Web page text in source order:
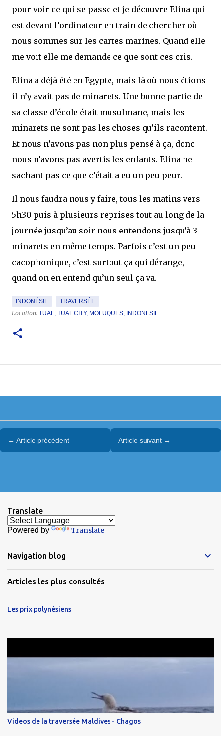
pour voir ce qui se passe et je découvre Elina qui
est devant l’ordinateur en train de chercher où
nous sommes sur les cartes marines. Quand elle
me voit elle me demande ce que sont ces cris.
Elina a déjà été en Egypte, mais là où nous étions
il n’y avait pas de minarets. Une bonne partie de
sa classe d’école était musulmane, mais les
minarets ne sont pas les choses qu’ils racontent.
Et nous n’avons pas non plus pensé à ça, donc
nous n’avons pas avertis les enfants. Elina ne
sachant pas ce que c’était a eu un peu peur.
Il nous faudra nous y faire, tous les matins vers
5h30 puis à plusieurs reprises tout au long de la
journée jusqu’au soir nous entendons jusqu’à 3
minarets en même temps. Parfois c’est un peu
cacophonique, c’est surtout ça qui dérange,
quand on en entend qu’un seul ça va.
INDONÉSIE TRAVERSÉE
Location: TUAL, TUAL CITY, MOLUQUES, INDONÉSIE
← Article précédent Article suivant →
Translate
Powered by Translate
Navigation blog
Articles les plus consultés
Les prix polynésiens
Videos de la traversée Maldives - Chagos